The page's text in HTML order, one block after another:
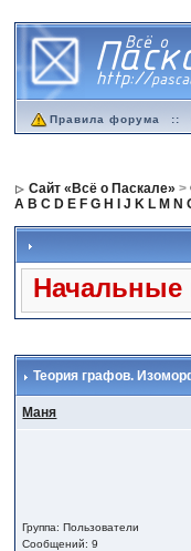
Правила форума ::
Сайт «Всё о Паскале» >
A B C D E F G H J K L M N
Начальные
Теория графов.
Маня
Группа: Пользователи
Сообщений: 9